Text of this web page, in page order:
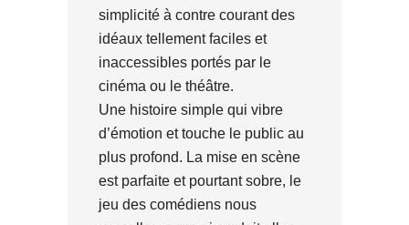
simplicité à contre courant des
idéaux tellement faciles et
inaccessibles portés par le
cinéma ou le théâtre.
Une histoire simple qui vibre
d’émotion et touche le public au
plus profond. La mise en scène
est parfaite et pourtant sobre, le
jeu des comédiens nous